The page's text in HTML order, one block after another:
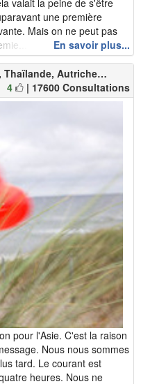
une première
Mais on ne peut pas
En savoir plus...
Thaïlande, Autriche…
4
| 17600 Consultations
pour l'Asie. C'est la raison
Nous nous sommes
tard. Le courant est
heures. Nous ne